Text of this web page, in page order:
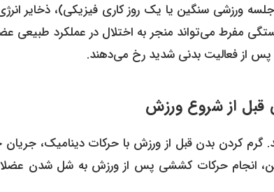
ورزشی سنگین یا یک روز کاری فیزیکی)، ذخایر
مفرط می‌تواند منجر به اختلال در عملکرد طبیعی
پس از فعالیت بدنی شدید رخ می‌دهند.
گرم کردن بدن قبل از ورزش با حرکات دینامیک،
انجام حرکات کششی پس از ورزش به شل شدن